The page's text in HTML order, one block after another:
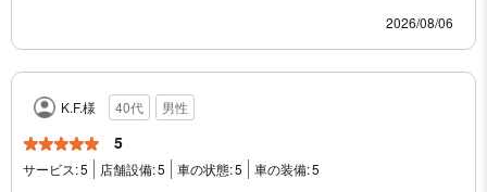
2026/08/06
K.F.様 40代 男性
5
サービス:5 店舗設備:5 車の状態:5 車の装備:5